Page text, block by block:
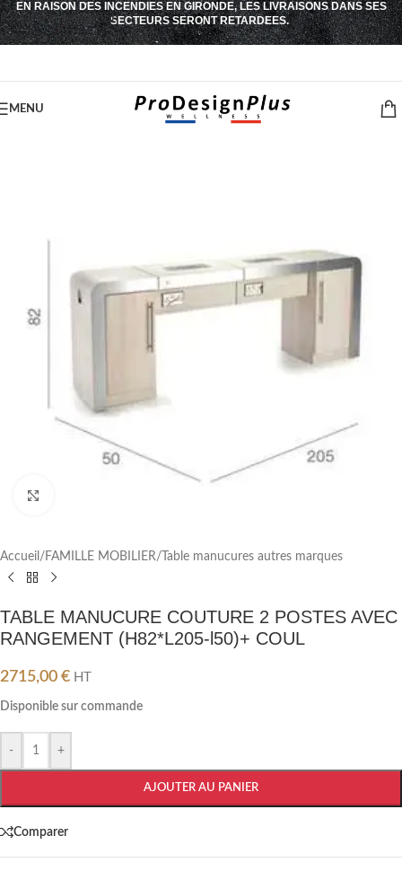
Passer à la navigation
Passer au contenu principal
EN RAISON DES INCENDIES EN GIRONDE, LES LIVRAISONS DANS SES
SECTEURS SERONT RETARDEES.
MENU
Accueil / FAMILLE MOBILIER/ Table manucures autres marques
TABLE MANUCURE COUTURE 2 POSTES AVEC
RANGEMENT (H82*L205-l50)+ COUL
2715,00 € HT
Disponible sur commande
- +
AJOUTER AU PANIER
Comparer